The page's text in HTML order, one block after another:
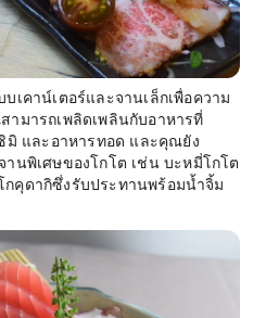
เคาน์เตอร์และจานเล็กเพื่อความ
มารถเพลิดเพลินกับอาหารที่
มิ และอาหารทอด และคุณยัง
านพิเศษของโกโต เช่น บะหมี่โกโต
คุดากิซึ่งรับประทานพร้อมน้ำจิ้ม